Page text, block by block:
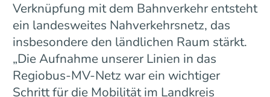
Verknüpfung mit dem Bahnverkehr entsteht
ein landesweites Nahverkehrsnetz, das
insbesondere den ländlichen Raum stärkt.
„Die Aufnahme unserer Linien in das
Regiobus-MV-Netz war ein wichtiger
Schritt für die Mobilität im Landkreis